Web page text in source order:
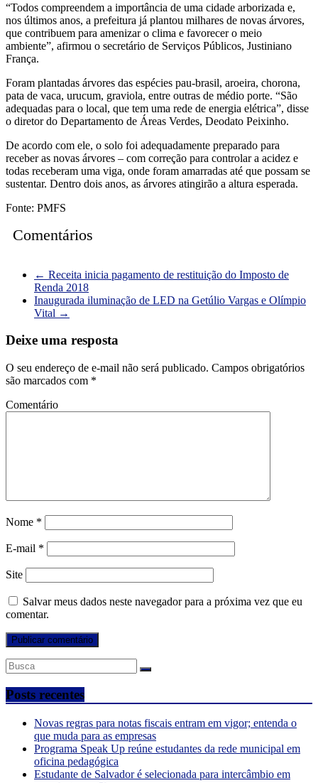
“Todos compreendem a importância de uma cidade arborizada e,
nos últimos anos, a prefeitura já plantou milhares de novas árvores,
que contribuem para amenizar o clima e favorecer o meio
ambiente”, afirmou o secretário de Serviços Públicos, Justiniano
França.
Foram plantadas árvores das espécies pau-brasil, aroeira, chorona,
pata de vaca, urucum, graviola, entre outras de médio porte. “São
adequadas para o local, que tem uma rede de energia elétrica”, disse
o diretor do Departamento de Áreas Verdes, Deodato Peixinho.
De acordo com ele, o solo foi adequadamente preparado para
receber as novas árvores – com correção para controlar a acidez e
todas receberam uma viga, onde foram amarradas até que possam se
sustentar. Dentro dois anos, as árvores atingirão a altura esperada.
Fonte: PMFS
Comentários
← Receita inicia pagamento de restituição do Imposto de
Renda 2018
Inaugurada iluminação de LED na Getúlio Vargas e Olímpio
Vital →
Deixe uma resposta
O seu endereço de e-mail não será publicado. Campos obrigatórios
são marcados com *
Comentário
Nome *
E-mail *
Site
Salvar meus dados neste navegador para a próxima vez que eu
comentar.
Posts recentes
Novas regras para notas fiscais entram em vigor; entenda o
que muda para as empresas
Programa Speak Up reúne estudantes da rede municipal em
oficina pedagógica
Estudante de Salvador é selecionada para intercâmbio em